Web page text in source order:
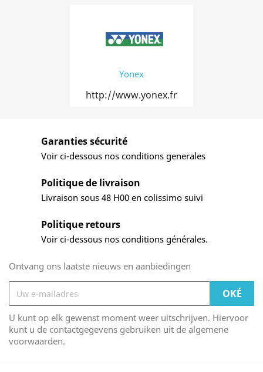
Yonex
http://www.yonex.fr
Garanties sécurité
Voir ci-dessous nos conditions generales
Politique de livraison
Livraison sous 48 H00 en colissimo suivi
Politique retours
Voir ci-dessous nos conditions générales.
Ontvang ons laatste nieuws en aanbiedingen
U kunt op elk gewenst moment weer uitschrijven. Hiervoor
kunt u de contactgegevens gebruiken uit de algemene
voorwaarden.